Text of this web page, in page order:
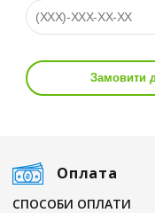
Замовити
Оплата
СПОСОБИ ОПЛАТИ